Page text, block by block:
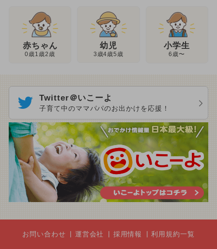
赤ちゃん
0歳1歳2歳
幼児
3歳4歳5歳
小学生
6歳〜
Twitter＠いこーよ
子育て中のママパパのお出かけを応援！
お問い合わせ 運営会社 採用情報 利用規約一覧